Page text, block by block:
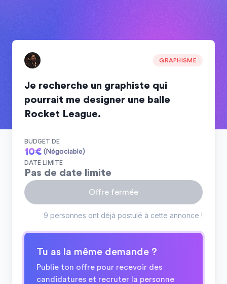
GRAPHISME
Je recherche un graphiste qui
pourrait me designer une balle
Rocket League.
BUDGET DE
10€ (Négociable)
DATE LIMITE
Pas de date limite
Offre fermée
9 personnes ont déjà postulé à cette annonce !
Tu as la même demande ?
Publie ton offre pour recevoir des
candidatures et recruter la personne